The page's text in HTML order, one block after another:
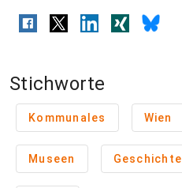
Stichworte
Kommunales Wien
Museen Geschichte